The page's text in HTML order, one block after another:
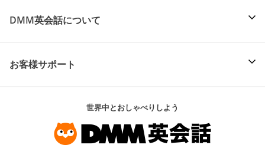
DMM英会話について
お客様サポート
世界中とおしゃべりしよう